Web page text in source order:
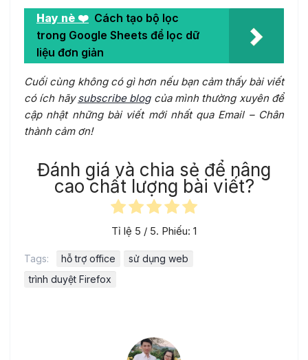
Hay nè ❤️ Cách tạo bộ lọc
trong Google Sheets để lọc dữ
liệu đơn giản
Cuối cùng không có gì hơn nếu bạn cảm thấy bài viết
có ích hãysubscribe blogcủa mình thường xuyên để
cập nhật những bài viết mới nhất qua Email – Chân
thành cảm ơn!
Đánh giá và chia sẻ để nâng
cao chất lượng bài viết?
Tỉ lệ 5 / 5. Phiếu: 1
Tags: hỗ trợ office
sử dụng web
trình duyệt Firefox